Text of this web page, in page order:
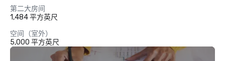
第二大房间
1,484 平方英尺
空间（室外）
5,000 平方英尺